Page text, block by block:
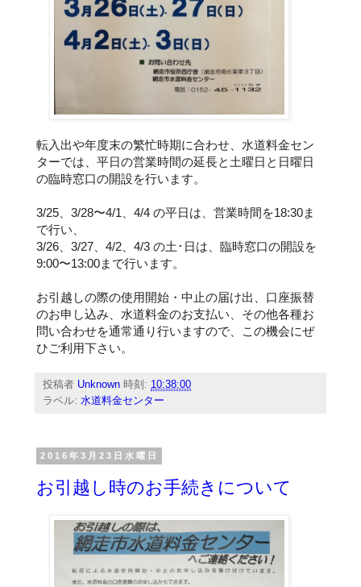
転入出や年度末の繁忙時期に合わせ、水道料金セン
ターでは、平日の営業時間の延長と土曜日と日曜日
の臨時窓口の開設を行います。
3/25、3/28〜4/1、4/4 の平日は、営業時間を18:30ま
で行い、
3/26、3/27、4/2、4/3 の土･日は、臨時窓口の開設を
9:00〜13:00まで行います。
お引越しの際の使用開始・中止の届け出、口座振替
のお申し込み、水道料金のお支払い、その他各種お
問い合わせを通常通り行いますので、この機会にぜ
ひご利用下さい。
投稿者 Unknown 時刻: 10:38:00
ラベル:水道料金センター
2016年3月23日水曜日
お引越し時のお手続きについて